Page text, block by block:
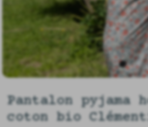
Pantalon pyjama
coton bio